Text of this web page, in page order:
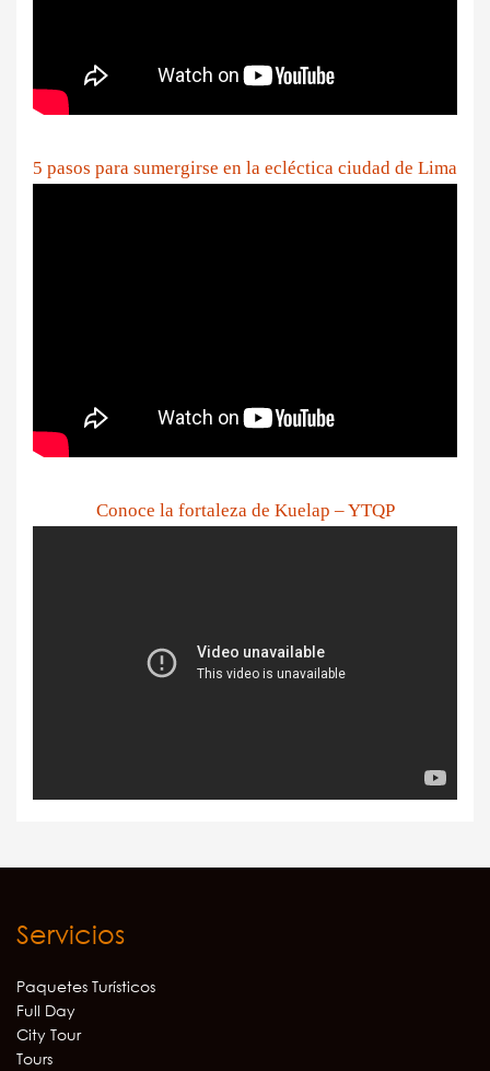
5 pasos para sumergirse en la ecléctica ciudad de Lima
Conoce la fortaleza de Kuelap – YTQP
Servicios
Paquetes Turísticos
Full Day
City Tour
Tours